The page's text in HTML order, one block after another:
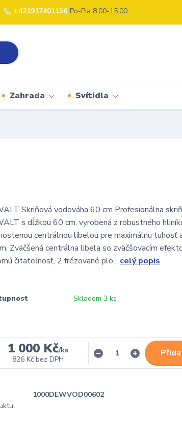
+421917401136 Po-Pia 8:00-15:00
Zahrada Svítidla
Skriňová vodováha 60 cm Profesionálna
s dĺžkou 60 cm, vyrobená z robustného
centrálnou libelou pre maximálnu tuhosť
Zväčšená centrálna libela so zväčšovacím
čitateľnosť, 2 frézované plo... celý popis
Skladem 3 ks
1 000 Kč/ks
826 Kč bez DPH
1000DEWVOD00602